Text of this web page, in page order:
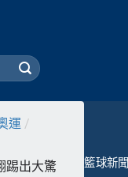
運 /
踢出大驚
籃球新聞